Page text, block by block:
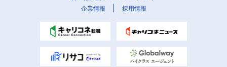
企業情報 採用情報